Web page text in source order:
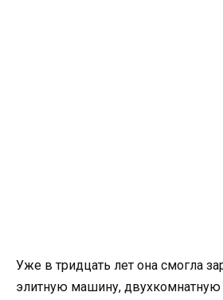
Уже в тридцать лет она смогла
элитную машину, двухкомнатную